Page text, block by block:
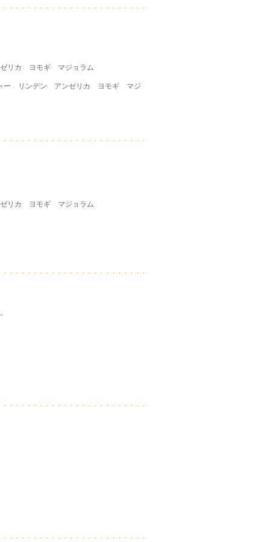
リカ ヨモギ マジョラム
ャー リンデン アンゼリカ ヨモギ マジ
リカ ヨモギ マジョラム